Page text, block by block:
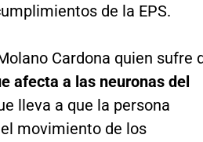
de la EPS.
Cardona quien sufre
afecta a las neuronas del
lleva a que la persona
movimiento de los